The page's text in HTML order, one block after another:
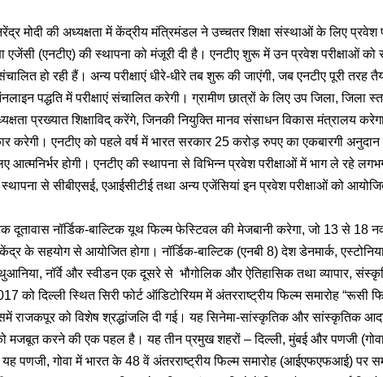
मोदी की अध्‍यक्षता में केंद्रीय मंत्रिमंडल ने उच्‍चतर शिक्षा संस्‍थाओं के लिए प्रवेश
एजेंसी (एनटीए) की स्‍थापना को मंजूरी दी है। एनटीए शुरू में उन प्रवेश परीक्षाओं
हो रही हैं। अन्‍य परीक्षाएं धीरे-धीरे तब शुरू की जाएंगी, जब एनटीए पूरी तरह
पद्धति में परीक्षाएं संचालित करेगी। ग्रामीण छात्रों के लिए उप जिला, जिला
प्रख्‍यात शिक्षाविद् करेंगे, जिनकी नियुक्ति मानव संसाधन विकास मंत्रालय
करेगी। एनटीए को पहले वर्ष में भारत सरकार 25 करोड़ रुपए का एकबारगी
आत्‍मनिर्भर होगी। एनटीए की स्‍थापना से विभिन्‍न प्रवेश परीक्षाओं में भाग ले रहे
से सीबीएसई, एआईसीटीई तथा अन्‍य एजेंसियां इन प्रवेश परीक्षाओं को
दूतावास नॉर्डिक-बाल्टिक यूथ फिल्म फेस्टिवल की मेजबानी करेगा, जो 13 से 18
के सहयोग से आयोजित होगा। नॉर्डिक-बाल्टिक (एनबी 8) देश डेनमार्क,
नॉर्वे और स्वीडन एक दूसरे से भौगोलिक और ऐतिहासिक तथा व्यापार,
को दिल्ली स्थित सिरी फोर्ट ऑडिटोरियम में अंतरराष्ट्रीय फिल्म समारोह “रूसी
राजकपूर को विशेष श्रद्धांजलि दी गई। यह सिनेमा-सांस्कृतिक और सांस्कृतिक
मजबूत करने की एक पहल है। यह तीन प्रमुख शहरों – दिल्ली, मुंबई और पणजी
पणजी, गोवा में भारत के 48 वें अंतरराष्ट्रीय फिल्म समारोह (आईएफएफआई) पर